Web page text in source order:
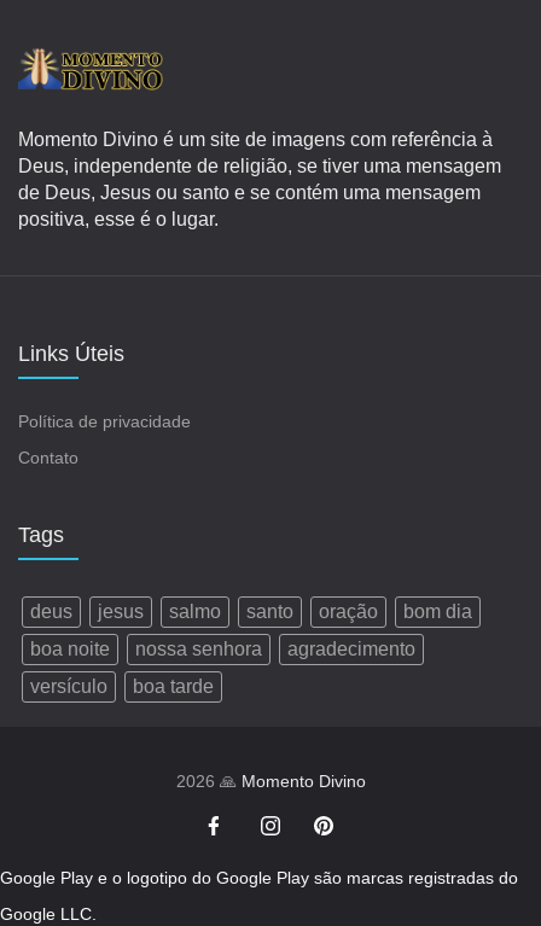
Momento Divino é um site de imagens com referência à
Deus, independente de religião, se tiver uma mensagem
de Deus, Jesus ou santo e se contém uma mensagem
positiva, esse é o lugar.
Links Úteis
Política de privacidade
Contato
Tags
deus jesus salmo santo oração
bom dia
boa noite
nossa senhora
agradecimento
versículo
boa tarde
2026 🙏 Momento Divino
Google Play e o logotipo do Google Play são marcas registradas do
Google LLC.